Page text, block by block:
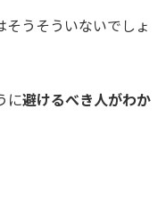
そうそういないでしょ
に避けるべき人がわか